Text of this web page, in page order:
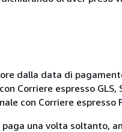
dalla data di
Corriere espresso GLS,
con Corriere espresso
una volta soltanto,